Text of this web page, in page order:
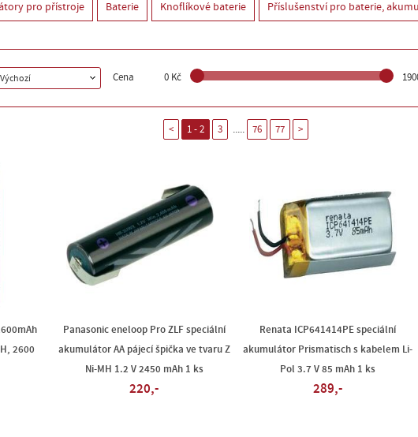
pro přístroje Baterie Knoflíkové baterie Příslušenství pro baterie,
Výchozí Cena 0 Kč
< 1 - 2 3 ..... 76 77 >
2600
Panasonic eneloop Pro ZLF speciální
akumulátor AA pájecí špička ve tvaru Z
Ni-MH 1.2 V 2450 mAh 1 ks
220,-
Renata ICP641414PE speciální
akumulátor Prismatisch s kabelem Li-
Pol 3.7 V 85 mAh 1 ks
289,-